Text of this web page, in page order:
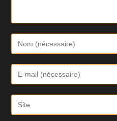
Enter
your
name
comment
Enter
your
email
address
Saisir
l’URL